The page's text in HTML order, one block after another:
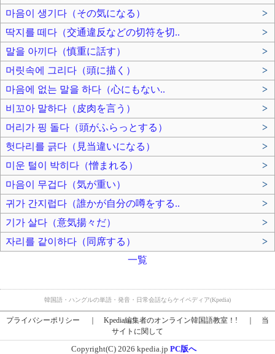
마음이 생기다（その気になる）
>
딱지를 떼다（交通違反などの切符を切..
>
말을 아끼다（慎重に話す）
>
머릿속에 그리다（頭に描く）
>
마음에 없는 말을 하다（心にもない..
>
비꼬아 말하다（皮肉を言う）
>
머리가 핑 돌다（頭がふらっとする）
>
헛다리를 긁다（見当違いになる）
>
미운 털이 박히다（憎まれる）
>
마음이 무겁다（気が重い）
>
귀가 간지럽다（誰かが自分の噂をする..
>
기가 살다（意気揚々だ）
>
자리를 같이하다（同席する）
>
一覧
韓国語・ハングルの単語・発音・日常会話ならケイペディア(Kpedia)
プライバシーポリシー Kpedia編集者のオンライン韓国語教室！!
当
サイトに関して
Copyright(C) 2026 kpedia.jp PC版へ